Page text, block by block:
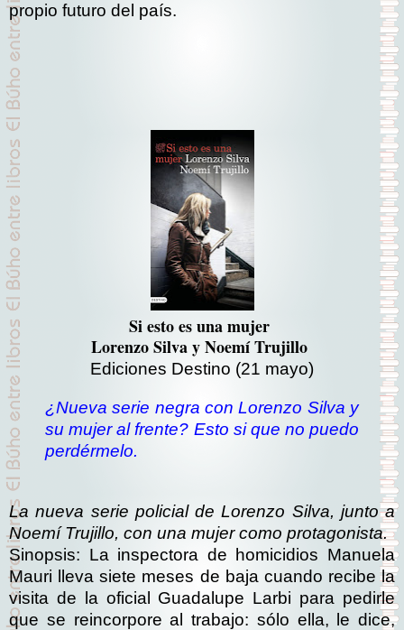
propio futuro del país.
Si esto es una mujer
Lorenzo Silva y Noemí Trujillo
Ediciones Destino (21 mayo)
¿Nueva serie negra con Lorenzo Silva y
su mujer al frente? Esto si que no puedo
perdérmelo.
La nueva serie policial de Lorenzo Silva, junto a
Noemí Trujillo, con una mujer como protagonista.
Sinopsis: La inspectora de homicidios Manuela
Mauri lleva siete meses de baja cuando recibe la
visita de la oficial Guadalupe Larbi para pedirle
que se reincorpore al trabajo: sólo ella, le dice,